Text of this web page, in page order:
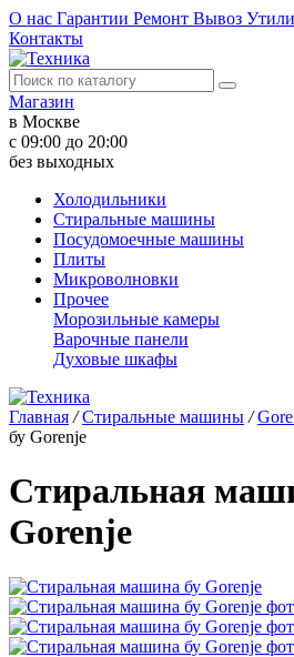
О нас Гарантии Ремонт Вывоз
Контакты
Магазин
в Москве
с 09:00 до 20:00
без выходных
Холодильники
Стиральные машины
Посудомоечные машины
Плиты
Микроволновки
Прочее
Морозильные камеры
Варочные панели
Духовые шкафы
Главная / Стиральные машины /
бу Gorenje
Стиральная
Gorenje